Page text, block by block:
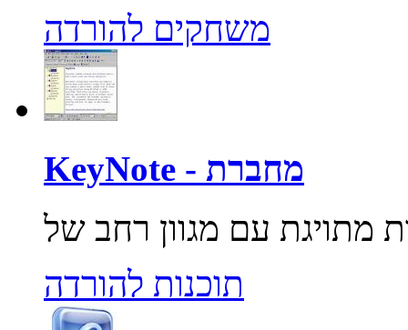
משחקים להורדה
KeyNote - מחברת
תוכנות להורדה